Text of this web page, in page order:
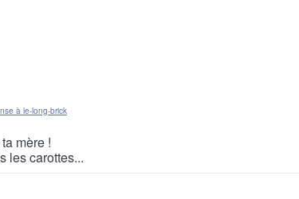
à le-long-brick
mère !
les carottes...